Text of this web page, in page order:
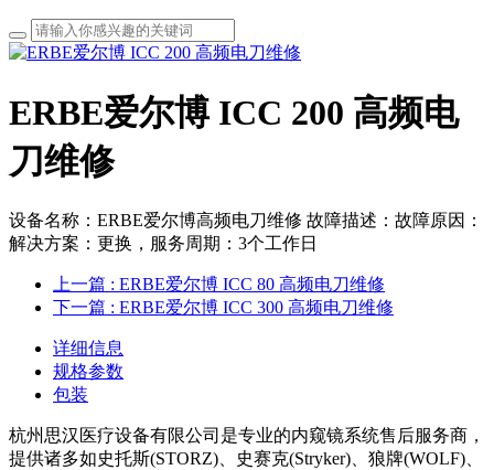
ERBE爱尔博 ICC 200 高频电
刀维修
设备名称：ERBE爱尔博高频电刀维修 故障描述：故障原因：
解决方案：更换，服务周期：3个工作日
上一篇 : ERBE爱尔博 ICC 80 高频电刀维修
下一篇 : ERBE爱尔博 ICC 300 高频电刀维修
详细信息
规格参数
包装
杭州思汉医疗设备有限公司是专业的内窥镜系统售后服务商，
提供诸多如史托斯(STORZ)、史赛克(Stryker)、狼牌(WOLF)、